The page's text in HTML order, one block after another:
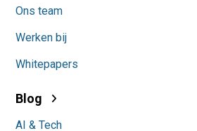
Ons team
Werken bij
Whitepapers
Blog
AI & Tech